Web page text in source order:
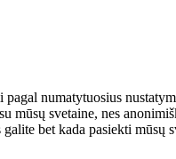
numatytuosius
mūsų svetaine, nes
bet kada pasiekti mūsų